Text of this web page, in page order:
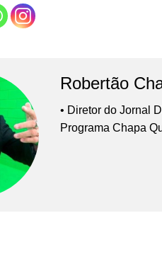
Robertão
• Diretor do Jornal
Programa Chapa